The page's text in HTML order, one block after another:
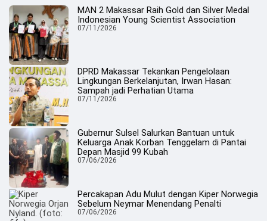
MAN 2 Makassar Raih Gold dan Silver Medal
Indonesian Young Scientist Association
07/11/2026
DPRD Makassar Tekankan Pengelolaan
Lingkungan Berkelanjutan, Irwan Hasan:
Sampah jadi Perhatian Utama
07/11/2026
Gubernur Sulsel Salurkan Bantuan untuk
Keluarga Anak Korban Tenggelam di Pantai
Depan Masjid 99 Kubah
07/06/2026
Percakapan Adu Mulut dengan Kiper Norwegia
Sebelum Neymar Menendang Penalti
07/06/2026